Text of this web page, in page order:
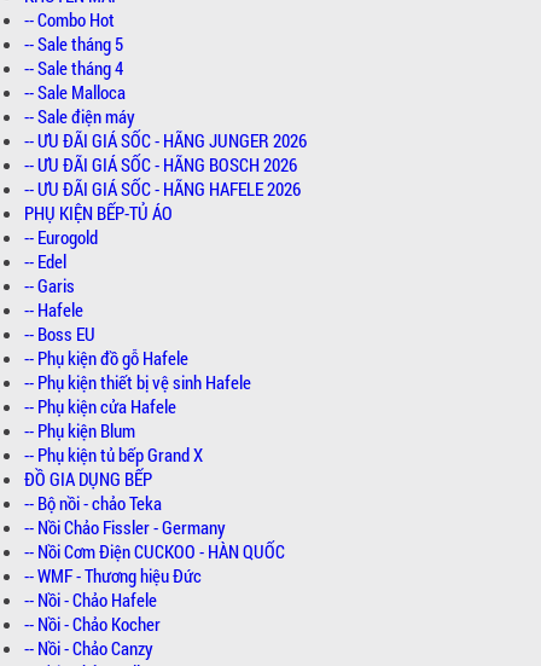
-- Combo Hot
-- Sale tháng 5
-- Sale tháng 4
-- Sale Malloca
-- Sale điện máy
-- ƯU ĐÃI GIÁ SỐC - HÃNG JUNGER 2026
-- ƯU ĐÃI GIÁ SỐC - HÃNG BOSCH 2026
-- ƯU ĐÃI GIÁ SỐC - HÃNG HAFELE 2026
PHỤ KIỆN BẾP-TỦ ÁO
-- Eurogold
-- Edel
-- Garis
-- Hafele
-- Boss EU
-- Phụ kiện đồ gỗ Hafele
-- Phụ kiện thiết bị vệ sinh Hafele
-- Phụ kiện cửa Hafele
-- Phụ kiện Blum
-- Phụ kiện tủ bếp Grand X
ĐỒ GIA DỤNG BẾP
-- Bộ nồi - chảo Teka
-- Nồi Chảo Fissler - Germany
-- Nồi Cơm Điện CUCKOO - HÀN QUỐC
-- WMF - Thương hiệu Đức
-- Nồi - Chảo Hafele
-- Nồi - Chảo Kocher
-- Nồi - Chảo Canzy